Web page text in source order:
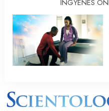
INGYENES